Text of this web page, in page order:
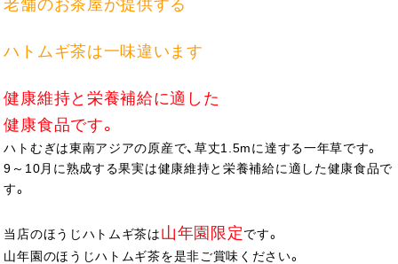
老舗のお茶屋が提供する
ハトムギ茶は一味違います
健康維持と栄養補給に適した
健康食品です。
ハトむぎは東南アジアの原産で、草丈1.5mに達する一年草です。
9～10月に熟成する果実は健康維持と栄養補給に適した健康食品で
す。
当店のほうじハトムギ茶は山年園限定です。
山年園のほうじハトムギ茶を是非ご賞味ください。